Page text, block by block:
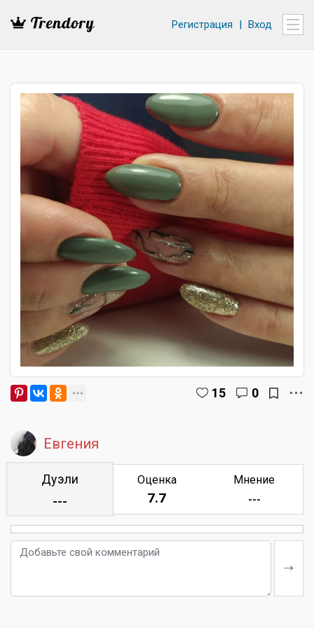
Регистрация | Вход
15 0
Евгения
Дуэли
---
Оценка
7.7
Мнение
---